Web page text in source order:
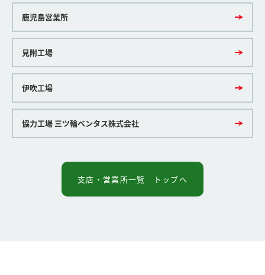
鹿児島営業所
見附工場
伊吹工場
協力工場 三ツ輪ベンタス株式会社
支店・営業所一覧 トップへ